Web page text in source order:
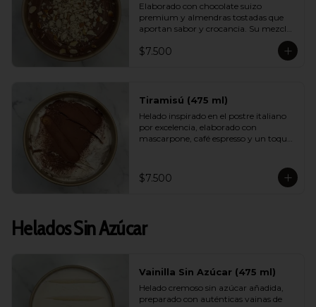
Elaborado con chocolate suizo
premium y almendras tostadas que
aportan sabor y crocancia. Su mezcla
equilibrio perfecto entre intensidad,
dulzor y textura. Un sabor sofisticado
$7.500
Tiramisú (475 ml)
Helado inspirado en el postre italiano
por excelencia, elaborado con
mascarpone, café espresso y un toque
esencia del tiramisú tradicional en
versión helada.
$7.500
Helados Sin Azúcar
Vainilla Sin Azúcar (475 ml)
Helado cremoso sin azúcar añadida,
preparado con auténticas vainas de